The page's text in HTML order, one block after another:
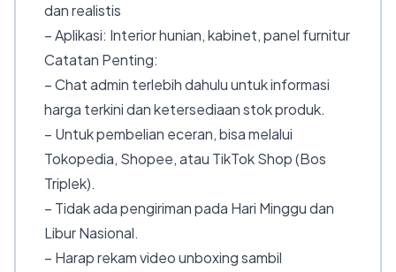
dan realistis
– Aplikasi: Interior hunian, kabinet, panel furnitur
Catatan Penting:
– Chat admin terlebih dahulu untuk informasi
harga terkini dan ketersediaan stok produk.
– Untuk pembelian eceran, bisa melalui
Tokopedia, Shopee, atau TikTok Shop (Bos
Triplek).
– Tidak ada pengiriman pada Hari Minggu dan
Libur Nasional.
– Harap rekam video unboxing sambil